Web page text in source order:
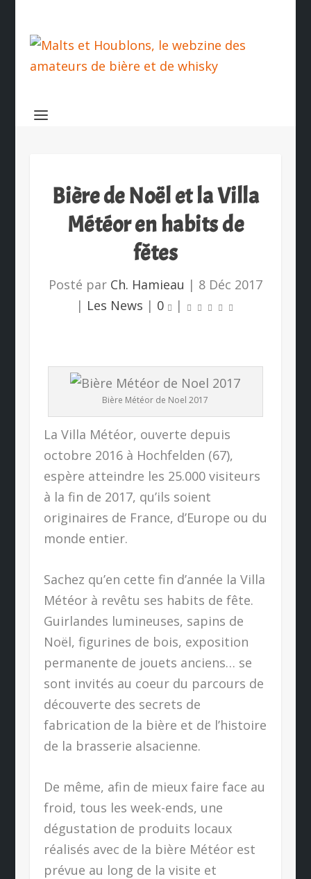
Bière de Noël et la Villa
Météor en habits de
fêtes
Posté par Ch. Hamieau | 8 Déc 2017
| Les News | 0 |
Bière Météor de Noel 2017
La Villa Météor, ouverte depuis
octobre 2016 à Hochfelden (67),
espère atteindre les 25.000 visiteurs
à la fin de 2017, qu’ils soient
originaires de France, d’Europe ou du
monde entier.
Sachez qu’en cette fin d’année la Villa
Météor à revêtu ses habits de fête.
Guirlandes lumineuses, sapins de
Noël, figurines de bois, exposition
permanente de jouets anciens… se
sont invités au coeur du parcours de
découverte des secrets de
fabrication de la bière et de l’histoire
de la brasserie alsacienne.
De même, afin de mieux faire face au
froid, tous les week-ends, une
dégustation de produits locaux
réalisés avec de la bière Météor est
prévue au long de la visite et